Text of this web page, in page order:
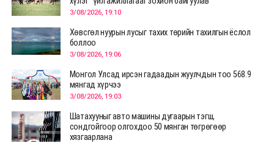
3/08/2026, 19:10
Хөвсгөл нуурын лусыг тахих төрийн тахилгын ёслол
боллоо
3/08/2026, 19:06
Монгол Улсад ирсэн гадаадын жуулчдын тоо 568.9
мянгад хүрчээ
3/08/2026, 19:03
Шатахууныг авто машины дугаарын тэгш,
сондгойгоор олгохдоо 50 мянган төгрөгөөр
хязгаарлана